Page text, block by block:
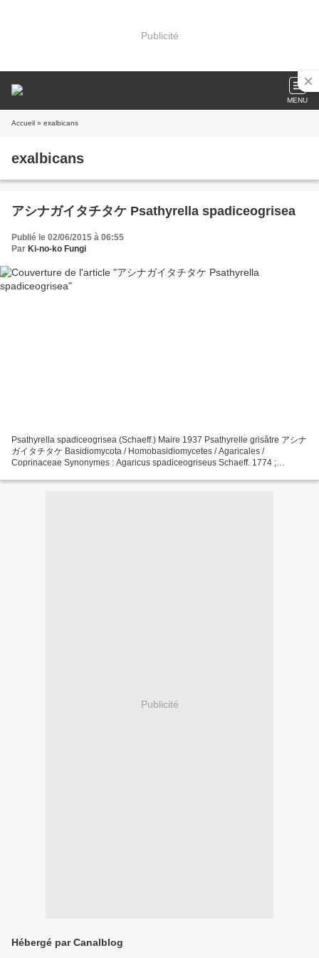
Publicité
MENU
Accueil » exalbicans
exalbicans
アシナガイタチタケ Psathyrella spadiceogrisea
Publié le 02/06/2015 à 06:55
Par Ki-no-ko Fungi
Psathyrella spadiceogrisea (Schaeff.) Maire 1937 Psathyrelle grisâtre アシナ
ガイタチタケ Basidiomycota / Homobasidiomycetes / Agaricales /
Coprinaceae Synonymes : Agaricus spadiceogriseus Schaeff. 1774 ;
Publicité
Hébergé par Canalblog